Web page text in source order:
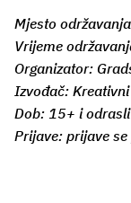
Mjesto
Vrijeme
Organizator:
Izvođač:
Dob: 15+ i odrasli
Prijave: prijave